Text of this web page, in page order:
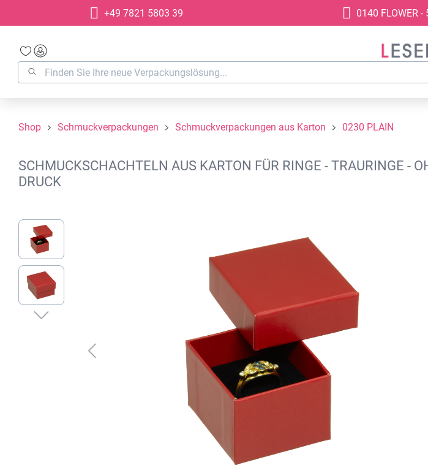
Zur Hauptnavigation springen
+49 7821 5803 39 0140 FLOWER -
Shop Schmuckverpackungen Schmuckverpackungen aus Karton 0230 PLAIN
SCHMUCKSCHACHTELN AUS KARTON FÜR RINGE - TRAURINGE -
DRUCK
Bildergalerie überspringen